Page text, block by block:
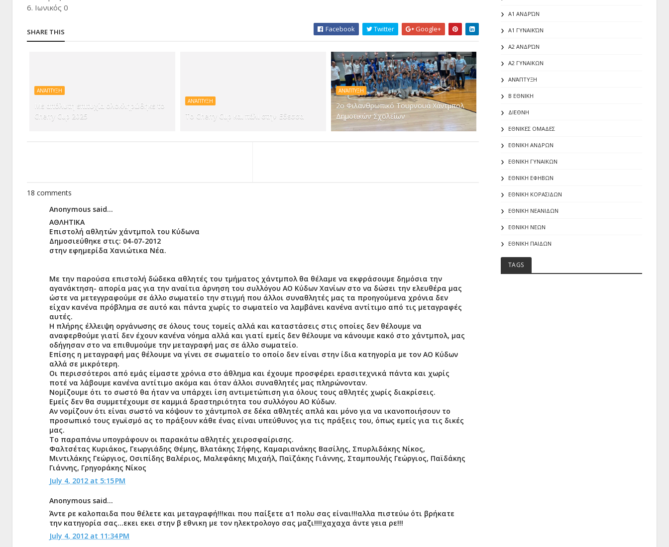
6. Ιωνικός 0
SHARE THIS Facebook Twitter Google+
ΑΝΆΠΤΥΞΗ
Με απόλυτη επιτυχία ολοκληρώθηκε το
Cherry Cup 2025
ΑΝΆΠΤΥΞΗ
Το Cherry Cup και πάλι στην Εδεσσα
ΑΝΆΠΤΥΞΗ
2ο Φιλανθρωπικό Τουρνουά Χάντμπολ
Δημοτικών Σχολείων
18 comments
Anonymous said...
ΑΘΛΗΤΙΚΑ
Επιστολή αθλητών χάντμπολ του Κύδωνα
Δημοσιεύθηκε στις: 04-07-2012
στην εφημερίδα Χανιώτικα Νέα.
Με την παρούσα επιστολή δώδεκα αθλητές του τμήματος χάντμπολ θα θέλαμε να εκφράσουμε δημόσια την
αγανάκτηση- απορία μας για την αναίτια άρνηση του συλλόγου ΑΟ Κύδων Χανίων στο να δώσει την ελευθέρα μας
ώστε να μετεγγραφούμε σε άλλο σωματείο την στιγμή που άλλοι συναθλητές μας τα προηγούμενα χρόνια δεν
είχαν κανένα πρόβλημα σε αυτό και πάντα χωρίς το σωματείο να λαμβάνει κανένα αντίτιμο από τις μεταγραφές
αυτές.
Η πλήρης έλλειψη οργάνωσης σε όλους τους τομείς αλλά και καταστάσεις στις οποίες δεν θέλουμε να
αναφερθούμε γιατί δεν έχουν κανένα νόημα αλλά και γιατί εμείς δεν θέλουμε να κάνουμε κακό στο χάντμπολ, μας
οδήγησαν στο να επιθυμούμε την μεταγραφή μας σε άλλο σωματείο.
Επίσης η μεταγραφή μας θέλουμε να γίνει σε σωματείο το οποίο δεν είναι στην ίδια κατηγορία με τον ΑΟ Κύδων
αλλά σε μικρότερη.
Οι περισσότεροι από εμάς είμαστε χρόνια στο άθλημα και έχουμε προσφέρει ερασιτεχνικά πάντα και χωρίς
ποτέ να λάβουμε κανένα αντίτιμο ακόμα και όταν άλλοι συναθλητές μας πληρώνονταν.
Νομίζουμε ότι το σωστό θα ήταν να υπάρχει ίση αντιμετώπιση για όλους τους αθλητές χωρίς διακρίσεις.
Εμείς δεν θα συμμετέχουμε σε καμμιά δραστηριότητα του συλλόγου ΑΟ Κύδων.
Αν νομίζουν ότι είναι σωστό να κόψουν το χάντμπολ σε δέκα αθλητές απλά και μόνο για να ικανοποιήσουν το
προσωπικό τους εγωϊσμό ας το πράξουν κάθε ένας είναι υπεύθυνος για τις πράξεις του, όπως εμείς για τις δικές
μας.
Το παραπάνω υπογράφουν οι παρακάτω αθλητές χειροσφαίρισης.
Φαλτσέτας Κυριάκος, Γεωργιάδης Θέμης, Βλατάκης Σήφης, Καμαριανάκης Βασίλης, Σπυρλιδάκης Νίκος,
Μιντιλάκης Γεώργιος, Οσιπίδης Βαλέριος, Μαλεφάκης Μιχαήλ, Παϊζάκης Γιάννης, Σταμπουλής Γεώργιος, Παϊδάκης
Γιάννης, Γρηγοράκης Νίκος
July 4, 2012 at 5:15 PM
Anonymous said...
Άντε ρε καλοπαιδα που θέλετε και μεταγραφή!!!και που παίξετε α1 πολυ σας είναι!!!αλλα πιστεύω ότι βρήκατε
την κατηγορία σας...εκει εκει στην β εθνικη με τον ηλεκτρολογο σας μαζι!!!!χαχαχα άντε γεια ρε!!!
July 4, 2012 at 11:34 PM
Α1 ΑΝΔΡΏΝ
Α1 ΓΥΝΑΙΚΏΝ
Α2 ΑΝΔΡΏΝ
Α2 ΓΥΝΑΙΚΩΝ
ΑΝΆΠΤΥΞΗ
Β ΕΘΝΙΚΗ
ΔΙΕΘΝΗ
ΕΘΝΙΚΕΣ ΟΜΑΔΕΣ
ΕΘΝΙΚΗ ΑΝΔΡΩΝ
ΕΘΝΙΚΗ ΓΥΝΑΙΚΩΝ
ΕΘΝΙΚΗ ΕΦΗΒΩΝ
ΕΘΝΙΚΗ ΚΟΡΑΣΙΔΩΝ
ΕΘΝΙΚΗ ΝΕΑΝΙΔΩΝ
ΕΘΝΙΚΗ ΝΕΩΝ
ΕΘΝΙΚΗ ΠΑΙΔΩΝ
TAGS